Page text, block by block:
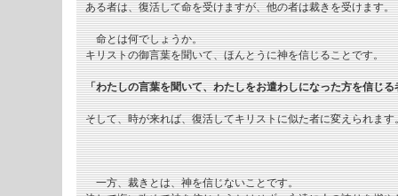
ある者は、復活して命を受けますが、他の者は裁きを受けます。
命とは何でしょうか。
キリストの御言葉を聞いて、ほんとうに神を信じることです。
「わたしの言葉を聞いて、わたしをお遣わしになった方を信じ
そして、時が来れば、復活してキリストに似た者に変えられま
一方、裁きとは、神を信じないことです。